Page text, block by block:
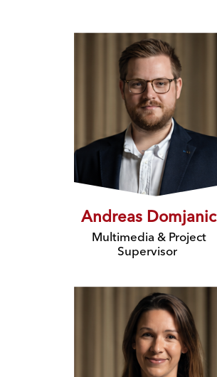
Andreas Domjanic
Multimedia & Project
Supervisor